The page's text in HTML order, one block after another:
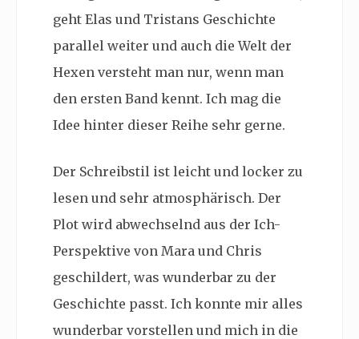
geht Elas und Tristans Geschichte
parallel weiter und auch die Welt der
Hexen versteht man nur, wenn man
den ersten Band kennt. Ich mag die
Idee hinter dieser Reihe sehr gerne.
Der Schreibstil ist leicht und locker zu
lesen und sehr atmosphärisch. Der
Plot wird abwechselnd aus der Ich-
Perspektive von Mara und Chris
geschildert, was wunderbar zu der
Geschichte passt. Ich konnte mir alles
wunderbar vorstellen und mich in die